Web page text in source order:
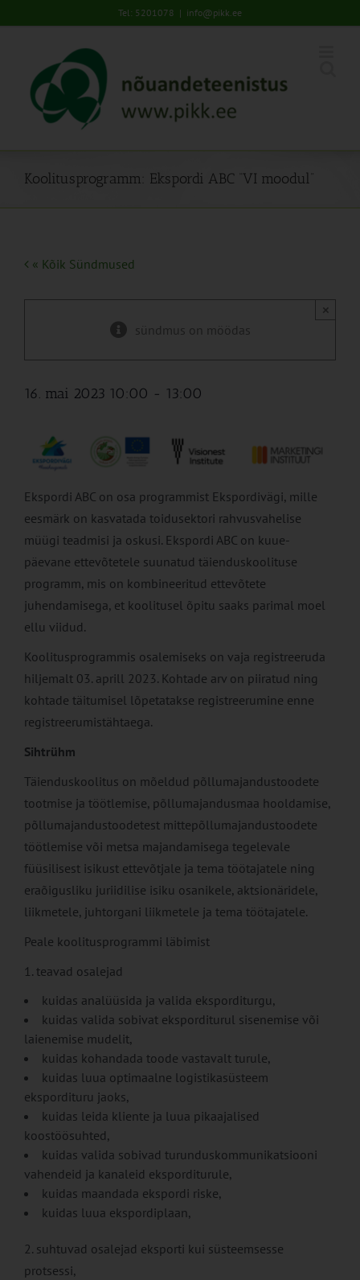
to
Tel: 5201078 | info@pikk.ee
Koolitusprogramm: Ekspordi ABC “VI moodul”
« Kõik Sündmused
sündmus on möödas
×
16. mai 2023 10:00 - 13:00
Ekspordi ABC on osa programmist Ekspordivägi, mille
eesmärk on kasvatada toidusektori rahvusvahelise
müügi teadmisi ja oskusi. Ekspordi ABC on kuue-
päevane ettevõtetele suunatud täienduskoolituse
programm, mis on kombineeritud ettevõtete
juhendamisega, et koolitusel õpitu saaks parimal moel
ellu viidud.
Koolitusprogrammis osalemiseks on vaja registreeruda
hiljemalt 03. aprill 2023. Kohtade arv on piiratud ning
kohtade täitumisel lõpetatakse registreerumine enne
registreerumistähtaega.
Sihtrühm
Täienduskoolitus on mõeldud põllumajandustoodete
tootmise ja töötlemise, põllumajandusmaa hooldamise,
põllumajandustoodetest mittepõllumajandustoodete
töötlemise või metsa majandamisega tegelevale
füüsilisest isikust ettevõtjale ja tema töötajatele ning
eraõigusliku juriidilise isiku osanikele, aktsionäridele,
liikmetele, juhtorgani liikmetele ja tema töötajatele.
Peale koolitusprogrammi läbimist
1. teavad osalejad
kuidas analüüsida ja valida eksporditurgu,
kuidas valida sobivat eksporditurul sisenemise või
laienemise mudelit,
kuidas kohandada toode vastavalt turule,
kuidas luua optimaalne logistikasüsteem
ekspordituru jaoks,
kuidas leida kliente ja luua pikaajalised
koostöösuhted,
kuidas valida sobivad turunduskommunikatsiooni
vahendeid ja kanaleid eksporditurule,
kuidas maandada ekspordi riske,
kuidas luua ekspordiplaan,
2. suhtuvad osalejad eksporti kui süsteemsesse
protsessi,